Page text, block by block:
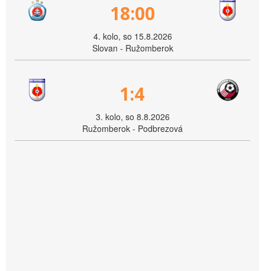
18:00
4. kolo, so 15.8.2026
Slovan - Ružomberok
1:4
3. kolo, so 8.8.2026
Ružomberok - Podbrezová